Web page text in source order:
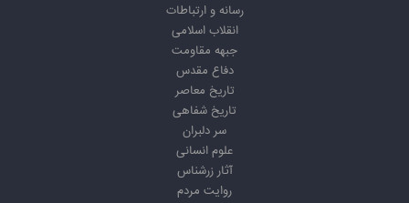
رسانه و ارتباطات
انقلاب اسلامی
جبهه مقاومت
دفاع مقدس
تاریخ معاصر
تاریخ شفاهی
سر دلبران
علوم انسانی
آثار زرشناس
روایت مردم